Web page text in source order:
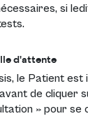
si
d'attente
le Patient est
de cliquer
» pour se